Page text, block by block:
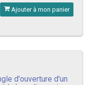
Ajouter à mon panier
d'ouverture d'un